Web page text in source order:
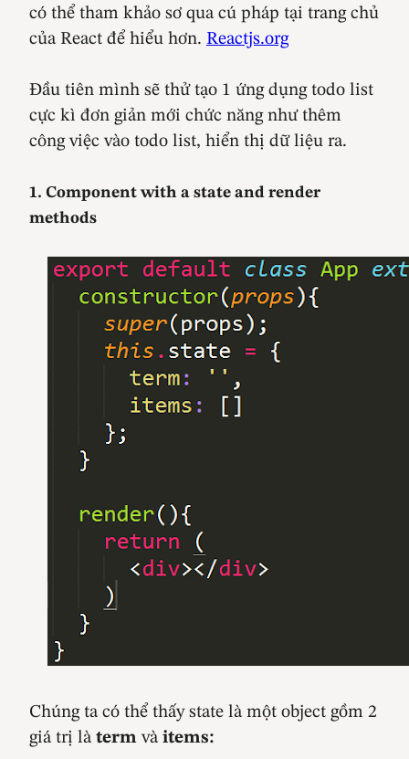
có thể tham khảo sơ qua cú pháp tại trang chủ
của React để hiểu hơn. Reactjs.org
Đầu tiên mình sẽ thử tạo 1 ứng dụng todo list
cực kì đơn giản mới chức năng như thêm
công việc vào todo list, hiển thị dữ liệu ra.
1. Component with a state and render
methods
Chúng ta có thể thấy state là một object gồm 2
giá trị là term và items: